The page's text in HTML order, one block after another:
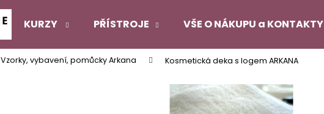
KURZY PŘÍSTROJE VŠE O NÁKUPU a KONTAKTY
Vzorky, vybavení, pomůcky Arkana Kosmetická deka s logem ARKANA
Co potřebujete najít?